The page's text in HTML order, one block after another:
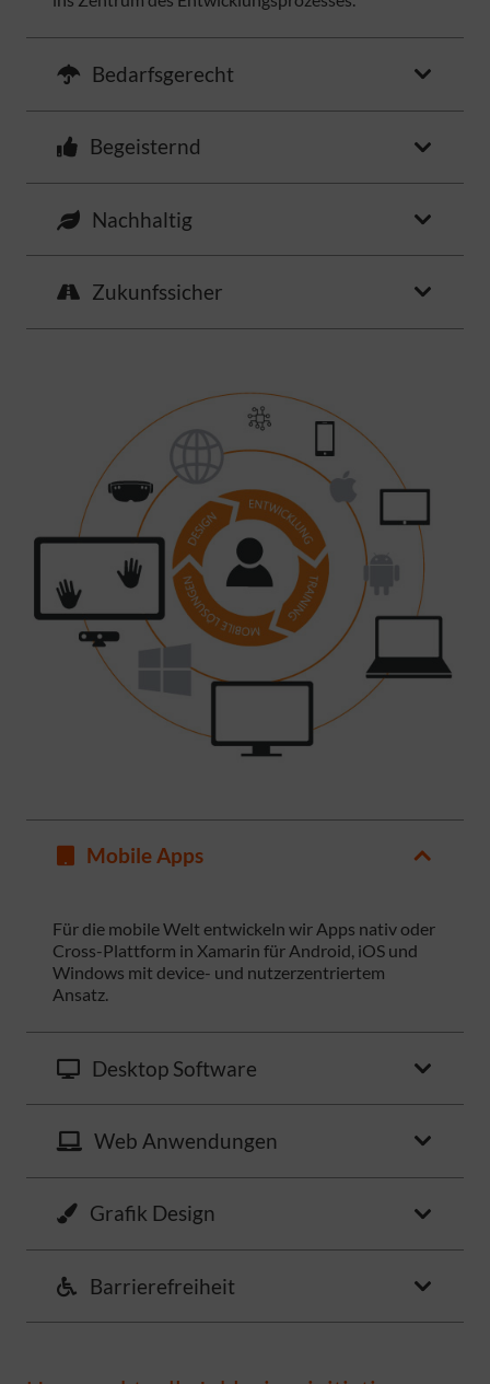
Bedarfsgerecht
Begeisternd
Nachhaltig
Zukunfssicher
Mobile Apps
Für die mobile Welt entwickeln wir Apps nativ oder
Cross-Plattform in Xamarin für Android, iOS und
Windows mit device- und nutzerzentriertem
Ansatz.
Desktop Software
Web Anwendungen
Grafik Design
Barrierefreiheit